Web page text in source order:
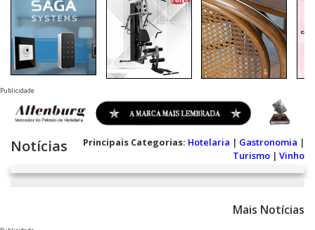
Publicidade
Notícias Principais Categorias: Hotelaria | Gastronomia |
Turismo | Vinho
Mais Notícias